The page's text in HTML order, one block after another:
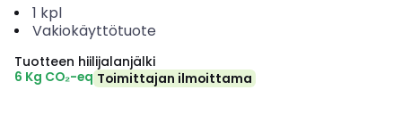
1 kpl
Vakiokäyttötuote
Tuotteen hiilijalanjälki
6 Kg CO₂-eq Toimittajan ilmoittama